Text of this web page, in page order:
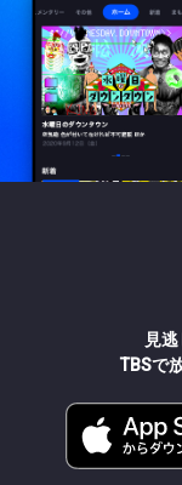
見
TBSで